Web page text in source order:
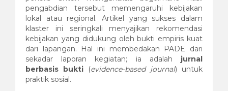
pengabdian tersebut memengaruhi kebijakan
lokal atau regional. Artikel yang sukses dalam
klaster ini seringkali menyajikan rekomendasi
kebijakan yang didukung oleh bukti empiris kuat
dari lapangan. Hal ini membedakan PADE dari
sekadar laporan kegiatan; ia adalah jurnal
berbasis bukti (evidence-based journal) untuk
praktik sosial.